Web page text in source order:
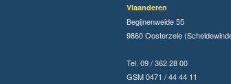
Vlaanderen
Begijnenweide 55
9860 Oosterzele
Tel. 09 / 362 28 00
GSM 0471 / 44 44 11